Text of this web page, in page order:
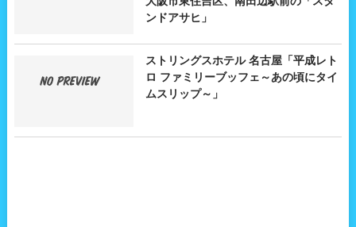
ンドアサヒ」
ストリングスホテル 名古屋「平成レト
ロ ファミリーブッフェ～あの頃にタイ
ムスリップ～」